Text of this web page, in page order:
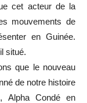
cet acteur de la
mouvements de
en Guinée.
situé.
que le nouveau
de notre histoire
Alpha Condé en